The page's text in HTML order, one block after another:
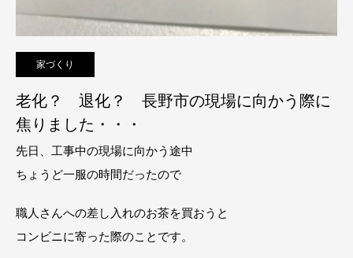
家づくり
老化？ 退化？ 長野市の現場に向かう際に
焦りました・・・
先日、工事中の現場に向かう途中
ちょうど一服の時間だったので
職人さんへの差し入れのお茶を買おうと
コンビニに寄った際のことです。